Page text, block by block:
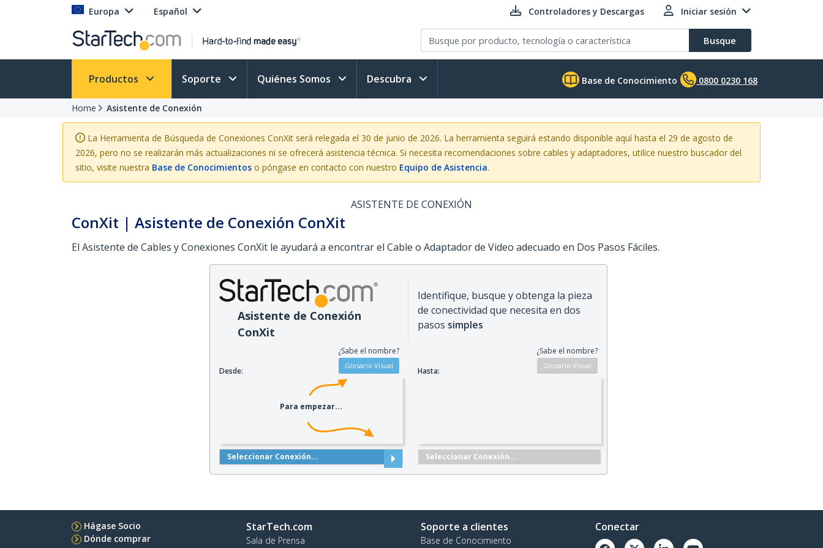
Europa Español Controladores y Descargas Iniciar sesión
Busque
Productos Soporte Quiénes Somos Descubra Base de Conocimiento 0800 0230 168
Home Asistente de Conexión
La Herramienta de Búsqueda de Conexiones ConXit será relegada el 30 de junio de 2026. La herramienta seguirá estando disponible aquí hasta el 29 de agosto de
2026, pero no se realizarán más actualizaciones ni se ofrecerá asistencia técnica. Si necesita recomendaciones sobre cables y adaptadores, utilice nuestro buscador del
sitio, visite nuestra Base de Conocimientos o póngase en contacto con nuestro Equipo de Asistencia.
ASISTENTE DE CONEXIÓN
ConXit | Asistente de Conexión ConXit
El Asistente de Cables y Conexiones ConXit le ayudará a encontrar el Cable o Adaptador de Video adecuado en Dos Pasos Fáciles.
Asistente de Conexión
ConXit
Identifique, busque y obtenga la pieza
de conectividad que necesita en dos
pasos simples
Desde:
¿Sabe el nombre?
Para empezar...
Seleccionar Conexión...
Hasta:
¿Sabe el nombre?
Seleccionar Conexión...
Hágase Socio
Dónde comprar
StarTech.com
Sala de Prensa
Soporte a clientes
Base de Conocimiento
Conectar